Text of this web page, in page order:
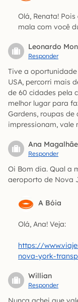
Olá, Renata!
mala com você
Leonardo
Responder
Tive a
USA, percorri mais
de 60 cidades pela
melhor lugar para
Gardens, roupas
impressionam, vale
Ana
Responder
Oi Bom dia. Qual a
aeroporto de Nova
A Bóia
Olá, Ana! Veja:
https://
nova-york-
Willian
Responder